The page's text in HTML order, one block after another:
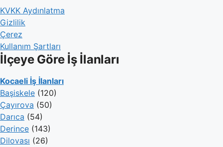
KVKK Aydınlatma
Gizlilik
Çerez
Kullanım Şartları
İlçeye Göre İş İlanları
Kocaeli İş İlanları
Başiskele (120)
Çayırova (50)
Darıca (54)
Derince (143)
Dilovası (26)